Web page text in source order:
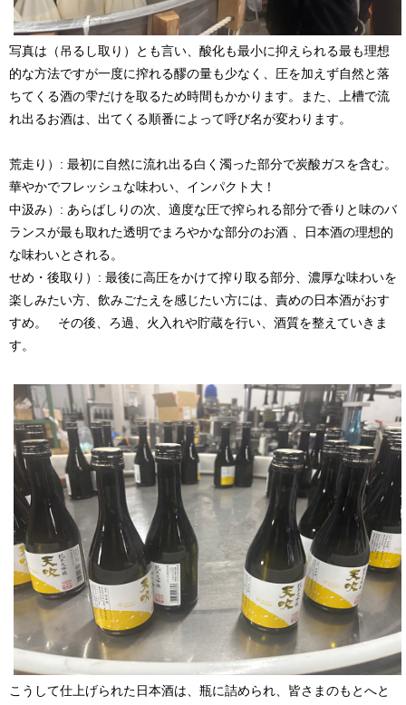
写真は（吊るし取り）とも言い、酸化も最小に抑えられる最も理想
的な方法ですが一度に搾れる醪の量も少なく、圧を加えず自然と落
ちてくる酒の雫だけを取るため時間もかかります。また、上槽で流
れ出るお酒は、出てくる順番によって呼び名が変わります。
荒走り）: 最初に自然に流れ出る白く濁った部分で炭酸ガスを含む。
華やかでフレッシュな味わい、インパクト大！
中汲み）: あらばしりの次、適度な圧で搾られる部分で香りと味のバ
ランスが最も取れた透明でまろやかな部分のお酒
、日本酒の理想的
な味わいとされる。
せめ・後取り）: 最後に高圧をかけて搾り取る部分、濃厚な味わいを
楽しみたい方、飲みごたえを感じたい方には、責めの日本酒がおす
すめ。
その後、ろ過、火入れや貯蔵を行い、酒質を整えていきま
す。
こうして仕上げられた日本酒は、瓶に詰められ、皆さまのもとへと